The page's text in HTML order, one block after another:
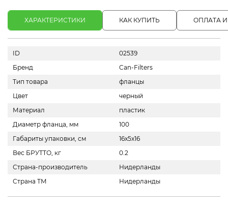
ХАРАКТЕРИСТИКИ КАК КУПИТЬ ОПЛАТА
ID
02539
Бренд
Can-Filters
Тип товара
фланцы
Цвет
черный
Материал
пластик
Диаметр фланца, мм
100
Габариты упаковки, см
16x5x16
Вес БРУТТО, кг
0.2
Страна-производитель
Нидерланды
Страна ТМ
Нидерланды